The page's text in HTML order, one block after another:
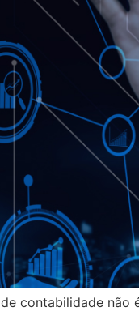
contabilidade não